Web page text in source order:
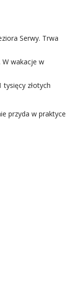
Serwy. Trwa
wakacje w
tysięcy złotych
przyda w praktyce